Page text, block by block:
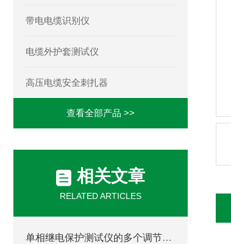
带电电缆识别仪
电缆外护套测试仪
高压电缆安全刺扎器
查看全部产品 >>
相关文章
RELATED ARTICLES
单相继电保护测试仪的多个调节项目说明